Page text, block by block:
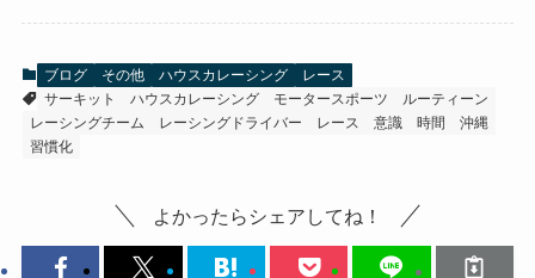
ブログ その他 ハウスカレーシング
レース
サーキット
ハウスカレーシング モータースポーツ
ルーティーン
レーシングチーム
レーシングドライバー レース 意識 時間
沖縄
習慣化
よかったらシェアしてね！